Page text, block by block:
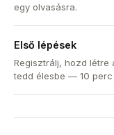
egy olvasásra.
Első lépések
Regisztrálj, hozd létre
tedd élesbe — 10 perc